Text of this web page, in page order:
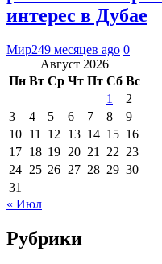
интерес в Дубае
Мир249 месяцев ago 0
Август 2026
Пн Вт Ср Чт Пт Сб Вс
1
2
3
4 5 6 7 8
9
10 11 12 13 14 15 16
17 18 19 20 21 22 23
24 25 26 27 28 29 30
31
« Июл
Рубрики